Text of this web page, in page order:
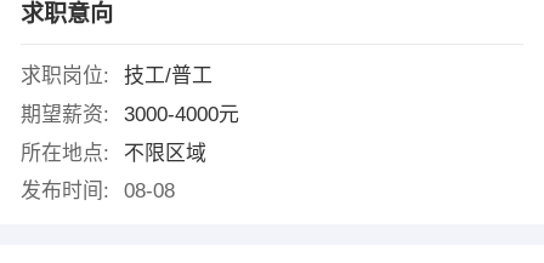
求职意向
求职岗位:
技工/普工
期望薪资:
3000-4000元
所在地点:
不限区域
发布时间:
08-08